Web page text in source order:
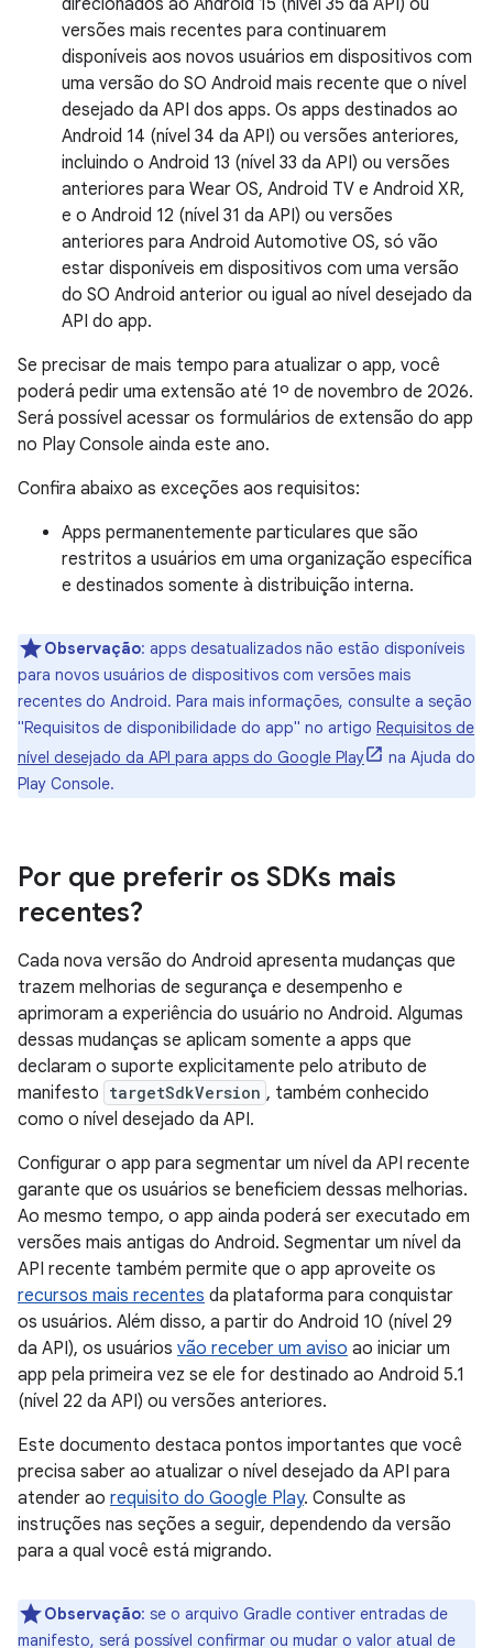
direcionados ao Android 15 (nível 35 da API) ou
versões mais recentes para continuarem
disponíveis aos novos usuários em dispositivos com
uma versão do SO Android mais recente que o nível
desejado da API dos apps. Os apps destinados ao
Android 14 (nível 34 da API) ou versões anteriores,
incluindo o Android 13 (nível 33 da API) ou versões
anteriores para Wear OS, Android TV e Android XR,
e o Android 12 (nível 31 da API) ou versões
anteriores para Android Automotive OS, só vão
estar disponíveis em dispositivos com uma versão
do SO Android anterior ou igual ao nível desejado da
API do app.
Se precisar de mais tempo para atualizar o app, você
poderá pedir uma extensão até 1º de novembro de 2026.
Será possível acessar os formulários de extensão do app
no Play Console ainda este ano.
Confira abaixo as exceções aos requisitos:
Apps permanentemente particulares que são
restritos a usuários em uma organização específica
e destinados somente à distribuição interna.
Observação: apps desatualizados não estão disponíveis
para novos usuários de dispositivos com versões mais
recentes do Android. Para mais informações, consulte a seção
"Requisitos de disponibilidade do app" no artigo Requisitos de
nível desejado da API para apps do Google Play
na Ajuda do
Play Console.
Por que preferir os SDKs mais
recentes?
Cada nova versão do Android apresenta mudanças que
trazem melhorias de segurança e desempenho e
aprimoram a experiência do usuário no Android. Algumas
dessas mudanças se aplicam somente a apps que
declaram o suporte explicitamente pelo atributo de
manifesto targetSdkVersion , também conhecido
como o nível desejado da API.
Configurar o app para segmentar um nível da API recente
garante que os usuários se beneficiem dessas melhorias.
Ao mesmo tempo, o app ainda poderá ser executado em
versões mais antigas do Android. Segmentar um nível da
API recente também permite que o app aproveite os
recursos mais recentes da plataforma para conquistar
os usuários. Além disso, a partir do Android 10 (nível 29
da API), os usuários vão receber um aviso ao iniciar um
app pela primeira vez se ele for destinado ao Android 5.1
(nível 22 da API) ou versões anteriores.
Este documento destaca pontos importantes que você
precisa saber ao atualizar o nível desejado da API para
atender ao requisito do Google Play. Consulte as
instruções nas seções a seguir, dependendo da versão
para a qual você está migrando.
Observação: se o arquivo Gradle contiver entradas de
manifesto, será possível confirmar ou mudar o valor atual de